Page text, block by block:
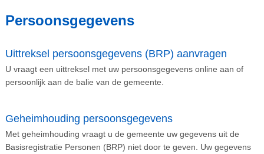
Persoonsgegevens
Uittreksel persoonsgegevens (BRP) aanvragen
U vraagt een uittreksel met uw persoonsgegevens online aan of
persoonlijk aan de balie van de gemeente.
Geheimhouding persoonsgegevens
Met geheimhouding vraagt u de gemeente uw gegevens uit de
Basisregistratie Personen (BRP) niet door te geven. Uw gegevens